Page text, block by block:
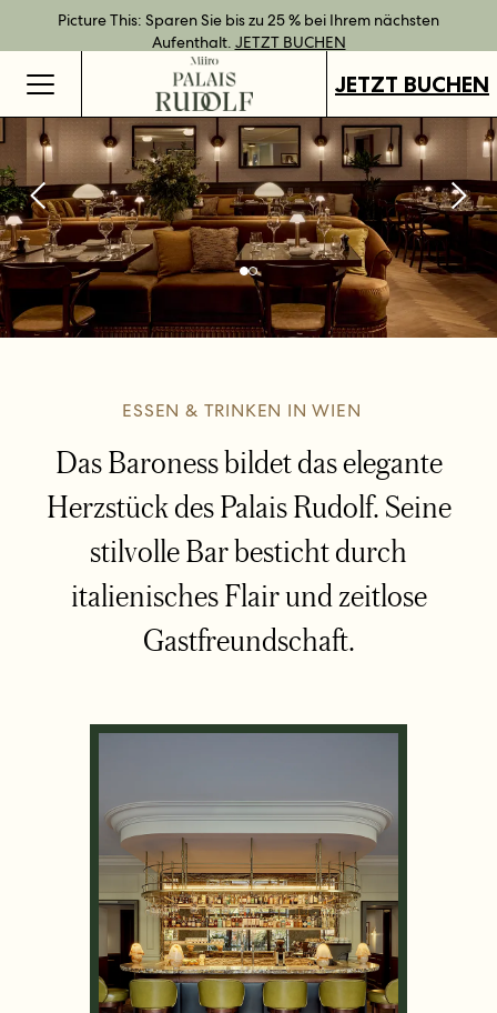
Picture This: Sparen Sie bis zu 25 % bei Ihrem nächsten
Aufenthalt. JETZT BUCHEN
Direkt buchen und Vorteile mit unseren flexiblen Tarifen
genießen.MEHR ERFAHREN
Geschenkgutscheine jetzt an all unseren Standorten verfügbar.
GUTSCHEINE KAUFEN
Bestpreisgarantie bei Direktbuchung.JETZT BUCHEN
JETZT BUCHEN
ESSEN & TRINKEN IN WIEN
Das Baroness bildet das elegante
Herzstück des Palais Rudolf. Seine
stilvolle Bar besticht durch
italienisches Flair und zeitlose
Gastfreundschaft.